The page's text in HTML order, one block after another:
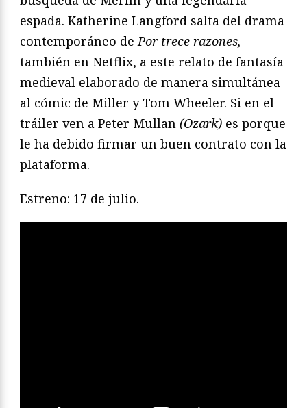
espada. Katherine Langford salta del drama
contemporáneo dePor trece razones,
también en Netflix, a este relato de fantasía
medieval elaborado de manera simultánea
al cómic de Miller y Tom Wheeler. Si en el
tráiler ven a Peter Mullan (Ozark) es porque
le ha debido firmar un buen contrato con la
plataforma.
Estreno: 17 de julio.